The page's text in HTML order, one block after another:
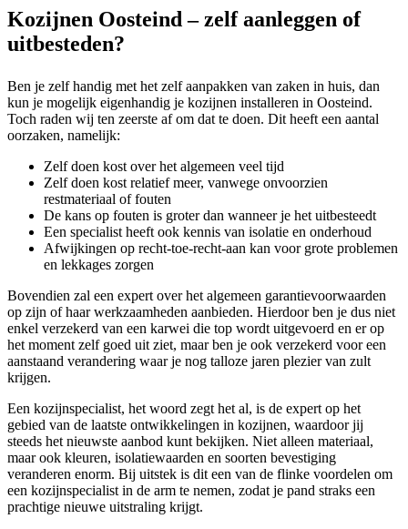
Kozijnen Oosteind – zelf aanleggen of
uitbesteden?
Ben je zelf handig met het zelf aanpakken van zaken in huis, dan
kun je mogelijk eigenhandig je kozijnen installeren in Oosteind.
Toch raden wij ten zeerste af om dat te doen. Dit heeft een aantal
oorzaken, namelijk:
Zelf doen kost over het algemeen veel tijd
Zelf doen kost relatief meer, vanwege onvoorzien
restmateriaal of fouten
De kans op fouten is groter dan wanneer je het uitbesteedt
Een specialist heeft ook kennis van isolatie en onderhoud
Afwijkingen op recht-toe-recht-aan kan voor grote problemen
en lekkages zorgen
Bovendien zal een expert over het algemeen garantievoorwaarden
op zijn of haar werkzaamheden aanbieden. Hierdoor ben je dus niet
enkel verzekerd van een karwei die top wordt uitgevoerd en er op
het moment zelf goed uit ziet, maar ben je ook verzekerd voor een
aanstaand verandering waar je nog talloze jaren plezier van zult
krijgen.
Een kozijnspecialist, het woord zegt het al, is de expert op het
gebied van de laatste ontwikkelingen in kozijnen, waardoor jij
steeds het nieuwste aanbod kunt bekijken. Niet alleen materiaal,
maar ook kleuren, isolatiewaarden en soorten bevestiging
veranderen enorm. Bij uitstek is dit een van de flinke voordelen om
een kozijnspecialist in de arm te nemen, zodat je pand straks een
prachtige nieuwe uitstraling krijgt.